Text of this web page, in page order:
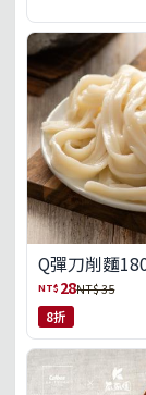
Q彈刀削麵
NT$ 28NT$ 35
8折